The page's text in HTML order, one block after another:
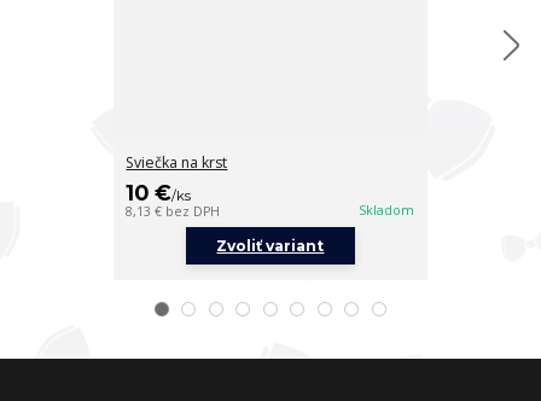
Sviečka na krst
10 €/ks
8,13 € bez DPH Skladom
Zvoliť variant